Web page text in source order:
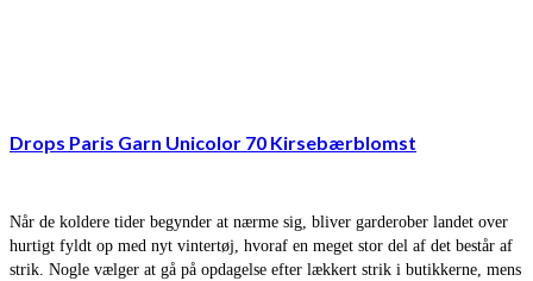
Drops Paris Garn Unicolor 70 Kirsebærblomst
Når de koldere tider begynder at nærme sig, bliver garderober landet over
hurtigt fyldt op med nyt vintertøj, hvoraf en meget stor del af det består af
strik. Nogle vælger at gå på opdagelse efter lækkert strik i butikkerne, mens